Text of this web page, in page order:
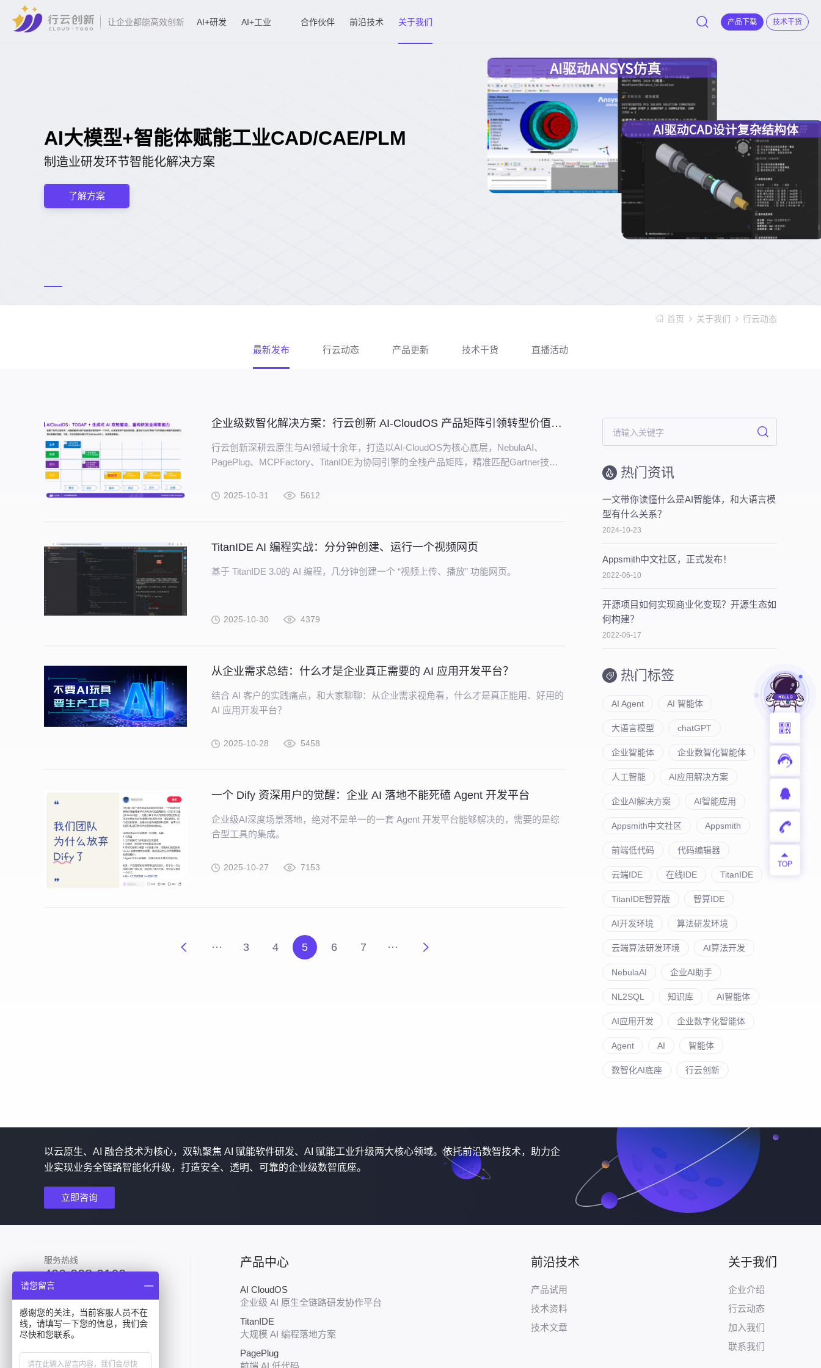
让企业都能高效创新 产品下载 技术干货
AI+研发 AI+工业 合作伙伴 前沿技术 关于我们
AI大模型+智能体赋能工业CAD/CAE/PLM
制造业研发环节智能化解决方案
首页 关于我们 行云动态
最新发布 行云动态 产品更新 技术干货 直播活动
企业级数智化解决方案：行云创新 AI-CloudOS 产品矩阵引领转型价值落地
行云创新深耕云原生与AI领域十余年，打造以AI-CloudOS为核心底层，NebulaAI、
PagePlug、MCPFactory、TitanIDE为协同引擎的全栈产品矩阵，精准匹配Gartner技术
术趋势转化为实际业务增长，成为数智转型的核心支撑引擎。
2025-10-31 5612
TitanIDE AI 编程实战：分分钟创建、运行一个视频网页
基于 TitanIDE 3.0的 AI 编程，几分钟创建一个 “视频上传、播放” 功能网页。
2025-10-30 4379
从企业需求总结：什么才是企业真正需要的 AI 应用开发平台？
结合 AI 客户的实践痛点，和大家聊聊：从企业需求视角看，什么才是真正能用、好用的
AI 应用开发平台？
2025-10-28 5458
一个 Dify 资深用户的觉醒：企业 AI 落地不能死磕 Agent 开发平台
企业级AI深度场景落地，绝对不是单一的一套 Agent 开发平台能够解决的，需要的是综
合型工具的集成。
2025-10-27 7153
··· 3 4 5 6 7 ···
热门资讯
一文带你读懂什么是AI智能体，和大语言模
型有什么关系？
2024-10-23
Appsmith中文社区，正式发布！
2022-06-10
开源项目如何实现商业化变现？开源生态如
何构建？
2022-06-17
热门标签
AI Agent AI 智能体
大语言模型 chatGPT
企业智能体 企业数智化智能体
人工智能 AI应用解决方案
企业AI解决方案 AI智能应用
Appsmith中文社区 Appsmith
前端低代码 代码编辑器
云端IDE 在线IDE TitanIDE
TitanIDE智算版 智算IDE
AI开发环境 算法研发环境
云端算法研发环境 AI算法开发
NebulaAI 企业AI助手
NL2SQL 知识库 AI智能体
AI应用开发 企业数字化智能体
Agent AI 智能体
数智化AI底座 行云创新
以云原生、AI 融合技术为核心，双轨聚焦 AI 赋能软件研发、AI 赋能工业升级两大核心领域。依托前沿数智技术，助力企
业实现业务全链路智能化升级，打造安全、透明、可靠的企业级数智底座。
立即咨询
服务热线
400-008-9160
产品中心
AI CloudOS
企业级 AI 原生全链路研发协作平台
TitanIDE
大规模 AI 编程落地方案
PagePlug
前端 AI 低代码
前沿技术
产品试用
技术资料
技术文章
关于我们
企业介绍
行云动态
加入我们
联系我们
请您留言
感谢您的关注，当前客服人员不在
线，请填写一下您的信息，我们会
尽快和您联系。